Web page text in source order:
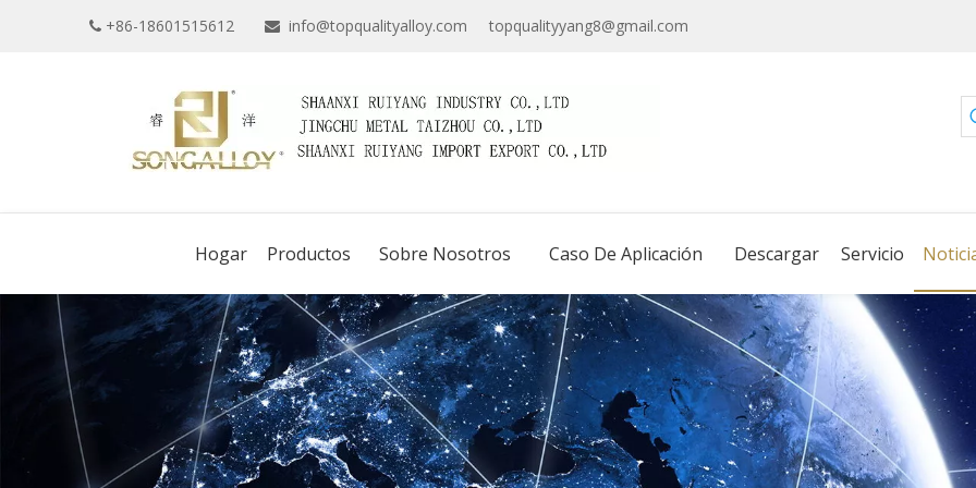
 +86-18601515612  info@topqualityalloy.com topqualityyang8@gmail.com
Hogar Productos Sobre Nosotros Caso De Aplicación Descargar Servicio